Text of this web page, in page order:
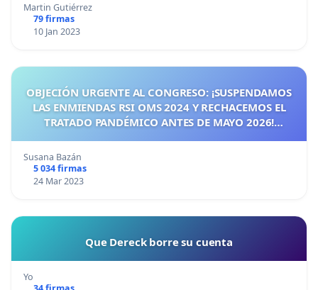
Martin Gutiérrez
79 firmas
10 Jan 2023
OBJECIÓN URGENTE AL CONGRESO: ¡SUSPENDAMOS
LAS ENMIENDAS RSI OMS 2024 Y RECHACEMOS EL
TRATADO PANDÉMICO ANTES DE MAYO 2026!
Susana Bazán
5 034 firmas
24 Mar 2023
Que Dereck borre su cuenta
Yo